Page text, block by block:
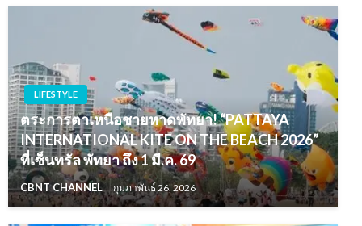
LIFESTYLE
ตระการตาเหนือชายหาดพัทยา! “PATTAYA
INTERNATIONAL KITE ON THE BEACH 2026”
ที่เซ็นทรัล พัทยา ถึง 1 มี.ค. 69
CBNT CHANNEL กุมภาพันธ์ 26, 2026